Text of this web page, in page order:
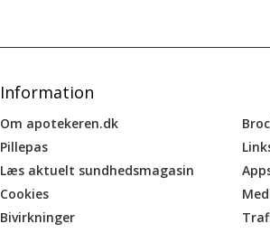
Information
Om apotekeren.dk
Pillepas
Læs aktuelt sundhedsmagasin
Cookies
Bivirkninger